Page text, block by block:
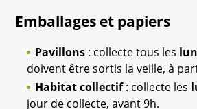
Emballages et papiers
Pavillons: collecte tous les
doivent être sortis la veille, à
Habitat collectif: collecte les
jour de collecte, avant 9h.